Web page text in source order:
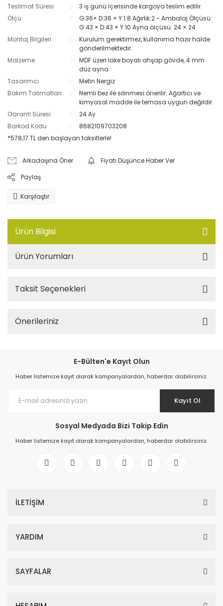
Teslimat Süresi
3 iş günü içerisinde kargoya teslim edilir.
Ölçü
G:36× D:36 × Y:1.8 Ağırlık:2 - Ambalaj Ölçüsü:
G:43 × D:43 × Y:10 Ayna ölçüsü: 24 × 24
Montaj Bilgileri
Kurulum gerektirmez, kullanıma hazır halde
gönderilmektedir.
Malzeme
MDF üzeri lake boyalı ahşap gövde, 4 mm
düz ayna
Tasarımcı
Metin Nergiz
Bakım Talimatları
Nemli bez ile silinmesi önerilir. Ağartıcı ve
kimyasal madde ile temasa uygun değildir.
Garanti Süresi
24 Ay
Barkod Kodu
8682109703208
*578,17 TL den başlayan taksitlerle!
Arkadaşına Öner
Fiyatı Düşünce Haber Ver
Paylaş
Karşılaştır
Ürün Bilgisi
Ürün Yorumları
Taksit Seçenekleri
Önerileriniz
E-Bülten'e Kayıt Olun
Haber listemize kayıt olarak kampanyalardan, haberdar olabilirsiniz.
Kayıt Ol
Sosyal Medyada Bizi Takip Edin
Haber listemize kayıt olarak kampanyalardan, haberdar olabilirsiniz.
İLETİŞİM
YARDIM
SAYFALAR